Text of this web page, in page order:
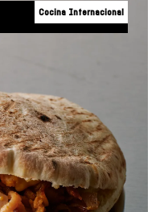
Cocina Internacional